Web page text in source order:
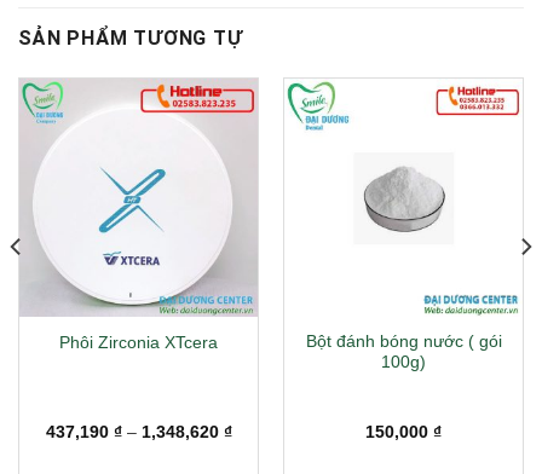
SẢN PHẨM TƯƠNG TỰ
Phôi Zirconia XTcera
437,190 ₫ – 1,348,620 ₫Khoảng
Bột đánh bóng nước ( gói
100g)
150,000 ₫